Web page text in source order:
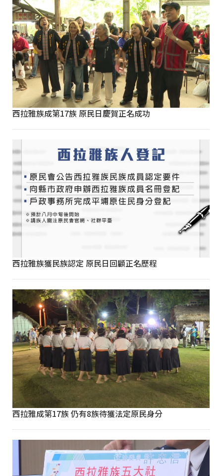
西拉雅族成第17族 原民日慶賀正名成功
西拉雅族獲民族認定 原民日回顧正名歷程
西拉雅成第17族 仍有8族待獲法定原民身分